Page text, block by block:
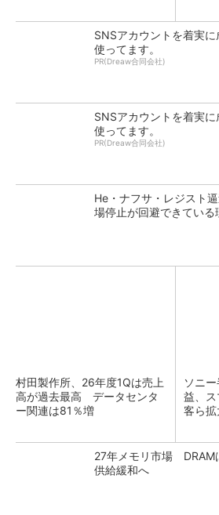
SNSアカウントを着実
使ってます。
PR(Dreaw合同会社)
SNSアカウントを着実
使ってます。
PR(Dreaw合同会社)
He・ナフサ・レジスト
場停止が回避できている
村田製作所、26年度1Qは売上
高が過去最高 データセンタ
ー関連は81％増
ソニ
益、
客ら拡
27年メモリ市場 DRAM
供給緩和へ